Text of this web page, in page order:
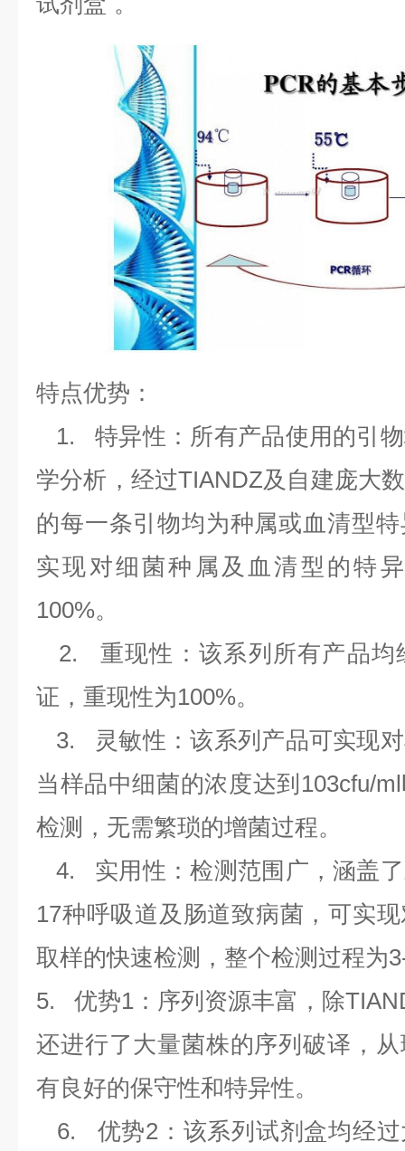
特点优势：
1. 特异性：所有产品使用的引
学分析，经过TIANDZ及自建庞大
的每一条引物均为种属或血清型
实现对细菌种属及血清型的特
100%。
2. 重现性：该系列所有产品
证，重现性为100%。
3.
灵敏性：该系列产品可实现
当样品中细菌的浓度达到 103cfu/ml
检测，无需繁琐的增菌过程。
4. 实用性：检测范围广，涵盖
17种呼吸道及肠道致病菌，可实
取样的快速检测，整个检测过程为
5. 优势1 ：序列资源丰富，除
还进行了大量菌株的序列破译，
有良好的保守性和特异性。
6. 优势2 ：该系列试剂盒均经